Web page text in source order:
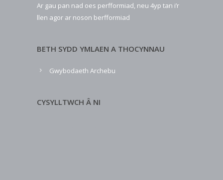
Ar gau pan nad oes perfformiad, neu 4yp tan i’r
llen agor ar noson berfformiad
BETH SYDD YMLAEN A THOCYNNAU
Gwybodaeth Archebu
CYSYLLTWCH Â NI